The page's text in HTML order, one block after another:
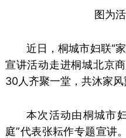
图为
近日，桐城市妇联“
宣讲活动走进桐城北京
30人齐聚一堂，共沐家风
本次活动由桐城市
庭”代表张耘作专题宣讲